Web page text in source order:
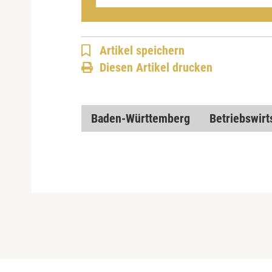
Artikel speichern
Diesen Artikel drucken
Baden-Württemberg